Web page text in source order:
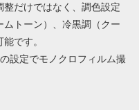
だけではなく、調色設定
トーン）、冷黒調（クー
です。
設定でモノクロフィルム撮